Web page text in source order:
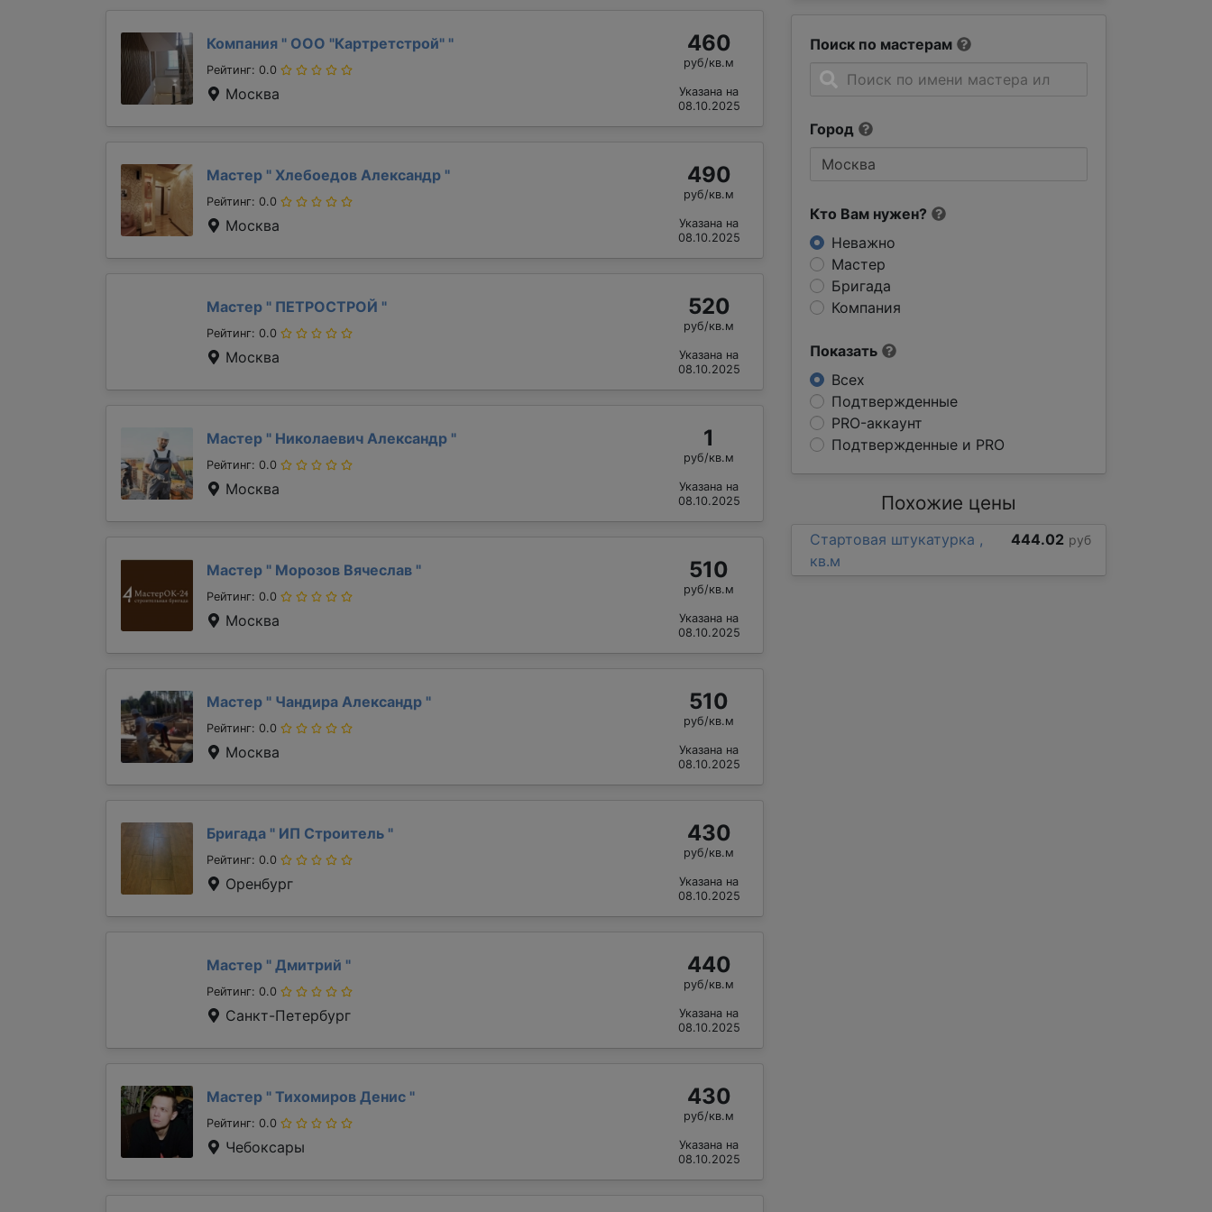
Поиск по мастерам
Город
Кто Вам нужен?
Неважно
Мастер
Бригада
Компания
Показать
Всех
Подтвержденные
PRO-аккаунт
Подтвержденные и PRO
Компания " ООО "Картретстрой" "
Рейтинг: 0.0
Москва
460
руб/кв.м
Указана на
08.10.2025
Мастер " Хлебоедов Александр "
Рейтинг: 0.0
Москва
490
руб/кв.м
Указана на
08.10.2025
Мастер " ПЕТРОСТРОЙ "
Рейтинг: 0.0
Москва
520
руб/кв.м
Указана на
08.10.2025
Мастер " Николаевич Александр "
Рейтинг: 0.0
Москва
1
руб/кв.м
Указана на
08.10.2025
Мастер " Морозов Вячеслав "
Рейтинг: 0.0
Москва
510
руб/кв.м
Указана на
08.10.2025
Мастер " Чандира Александр "
Рейтинг: 0.0
Москва
510
руб/кв.м
Указана на
08.10.2025
Бригада " ИП Строитель "
Рейтинг: 0.0
Оренбург
430
руб/кв.м
Указана на
08.10.2025
Мастер " Дмитрий "
Рейтинг: 0.0
Санкт-Петербург
440
руб/кв.м
Указана на
08.10.2025
Мастер " Тихомиров Денис "
Рейтинг: 0.0
Чебоксары
430
руб/кв.м
Указана на
08.10.2025
Похожие цены
Стартовая штукатурка ,
кв.м
444.02 руб